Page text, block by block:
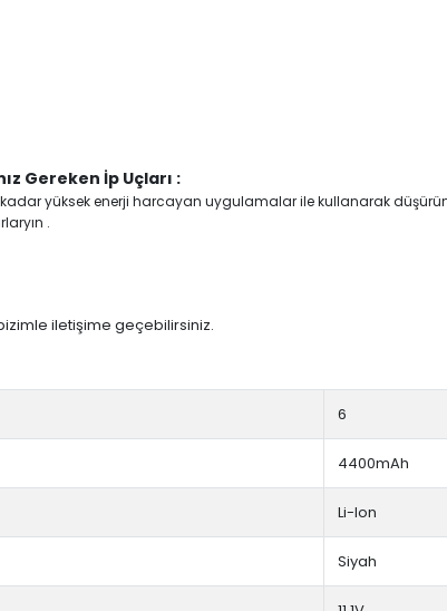
Gereken İp Uçları :
kadar yüksek enerji harcayan uygulamalar ile kullanarak
.
iletişime geçebilirsiniz.
6
4400mAh
Li-Ion
Siyah